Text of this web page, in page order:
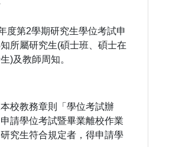
度第2學期研究生學位考試申
所屬研究生(碩士班、碩士在
)及教師周知。
校教務章則「學位考試辦
請學位考試暨畢業離校作業
究生符合規定者，得申請學